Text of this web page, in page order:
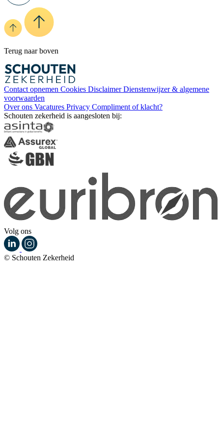
Terug naar boven
Contact opnemen Cookies DisclaimerDienstenwijzer & algemene
voorwaarden
Over ons Vacatures Privacy Compliment of klacht?
Schouten zekerheid is aangesloten bij:
Volg ons
© Schouten Zekerheid